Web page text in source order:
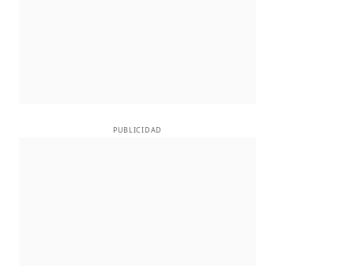
PUBLICIDAD